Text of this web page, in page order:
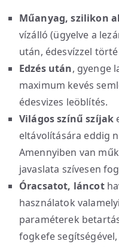
Műanyag, szilikon
vízálló (ügyelve a
után, édesvízzel
Edzés után, gyenge
maximum kevés
édesvizes leöblítés.
Világos színű szíjak
eltávolítására eddig
Amennyiben van
javaslata szívesen
Óracsatot, láncot
használatok
paraméterek
fogkefe